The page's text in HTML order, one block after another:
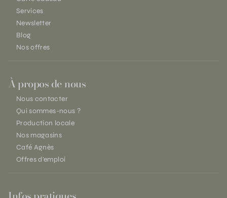
Services
Newsletter
Blog
Nos offres
À propos de nous
Nous contacter
Qui sommes-nous ?
Production locale
Nos magasins
Café Agnès
Offres d'emploi